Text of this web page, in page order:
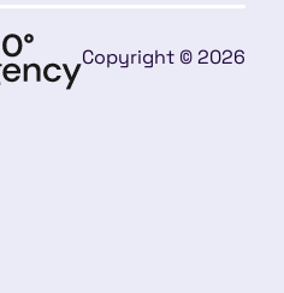
Copyright © 2026